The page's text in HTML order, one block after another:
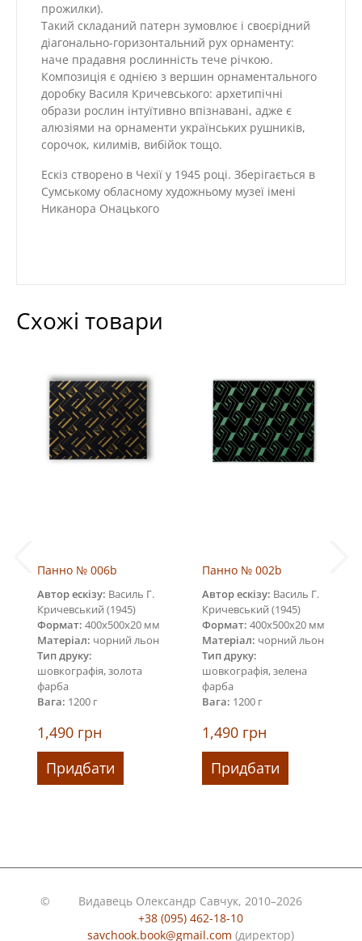
прожилки).
Такий складаний патерн зумовлює і своєрідний
діагонально-горизонтальний рух орнаменту:
наче прадавня рослинність тече річкою.
Композиція є однією з вершин орнаментального
доробку Василя Кричевського: архетипічні
образи рослин інтуїтивно впізнавані, адже є
алюзіями на орнаменти українських рушників,
сорочок, килимів, вибійок тощо.
Ескіз створено в Чехії у 1945 році. Зберігається в
Сумському обласному художньому музеї імені
Никанора Онацького
Схожі товари
Панно № 006b
Автор ескізу: Василь Г.
Кричевський (1945)
Формат: 400х500х20 мм
Матеріал: чорний льон
Тип друку:
шовкографія, золота
фарба
Вага: 1200 г
1,490 грн
Придбати
Панно № 002b
Автор ескізу: Василь Г.
Кричевський (1945)
Формат: 400х500х20 мм
Матеріал: чорний льон
Тип друку:
шовкографія, зелена
фарба
Вага: 1200 г
1,490 грн
Придбати
©
Видавець Олександр Савчук, 2010–2026
+38 (095) 462-18-10
savchook.book@gmail.com (директор)